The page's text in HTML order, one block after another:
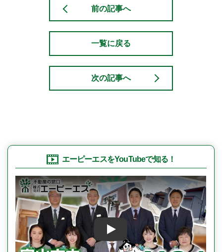
前の記事へ
一覧に戻る
次の記事へ
エーピーエスをYouTubeで知る！
Play